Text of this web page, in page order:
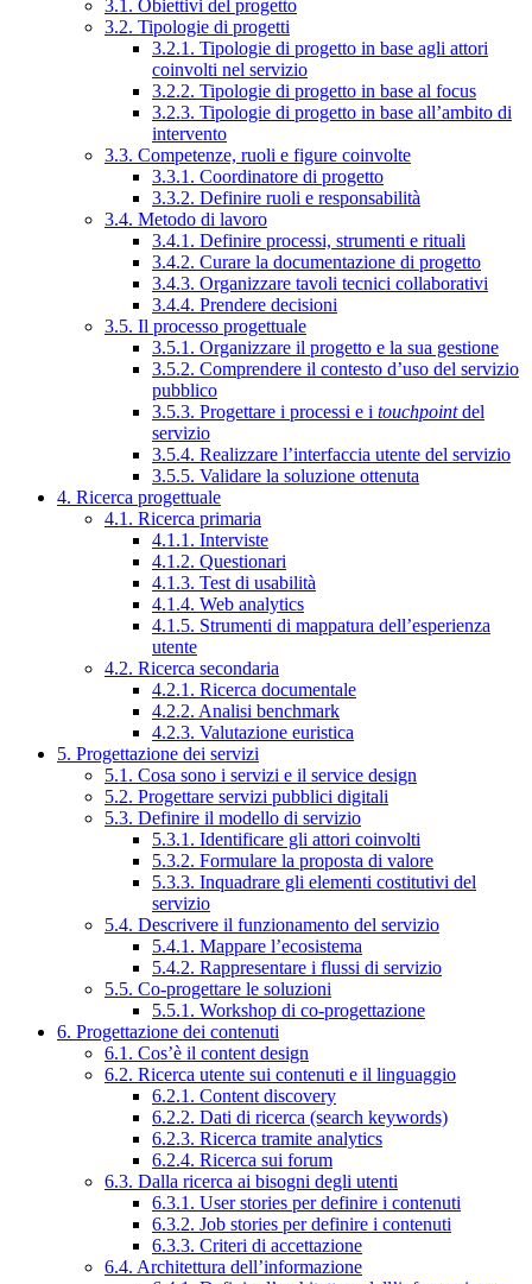
3.1. Obiettivi del progetto
3.2. Tipologie di progetti
3.2.1. Tipologie di progetto in base agli attori
coinvolti nel servizio
3.2.2. Tipologie di progetto in base al focus
3.2.3. Tipologie di progetto in base all’ambito di
intervento
3.3. Competenze, ruoli e figure coinvolte
3.3.1. Coordinatore di progetto
3.3.2. Definire ruoli e responsabilità
3.4. Metodo di lavoro
3.4.1. Definire processi, strumenti e rituali
3.4.2. Curare la documentazione di progetto
3.4.3. Organizzare tavoli tecnici collaborativi
3.4.4. Prendere decisioni
3.5. Il processo progettuale
3.5.1. Organizzare il progetto e la sua gestione
3.5.2. Comprendere il contesto d’uso del servizio
pubblico
3.5.3. Progettare i processi e i touchpointdel
servizio
3.5.4. Realizzare l’interfaccia utente del servizio
3.5.5. Validare la soluzione ottenuta
4. Ricerca progettuale
4.1. Ricerca primaria
4.1.1. Interviste
4.1.2. Questionari
4.1.3. Test di usabilità
4.1.4. Web analytics
4.1.5. Strumenti di mappatura dell’esperienza
utente
4.2. Ricerca secondaria
4.2.1. Ricerca documentale
4.2.2. Analisi benchmark
4.2.3. Valutazione euristica
5. Progettazione dei servizi
5.1. Cosa sono i servizi e il service design
5.2. Progettare servizi pubblici digitali
5.3. Definire il modello di servizio
5.3.1. Identificare gli attori coinvolti
5.3.2. Formulare la proposta di valore
5.3.3. Inquadrare gli elementi costitutivi del
servizio
5.4. Descrivere il funzionamento del servizio
5.4.1. Mappare l’ecosistema
5.4.2. Rappresentare i flussi di servizio
5.5. Co-progettare le soluzioni
5.5.1. Workshop di co-progettazione
6. Progettazione dei contenuti
6.1. Cos’è il content design
6.2. Ricerca utente sui contenuti e il linguaggio
6.2.1. Content discovery
6.2.2. Dati di ricerca (search keywords)
6.2.3. Ricerca tramite analytics
6.2.4. Ricerca sui forum
6.3. Dalla ricerca ai bisogni degli utenti
6.3.1. User stories per definire i contenuti
6.3.2. Job stories per definire i contenuti
6.3.3. Criteri di accettazione
6.4. Architettura dell’informazione